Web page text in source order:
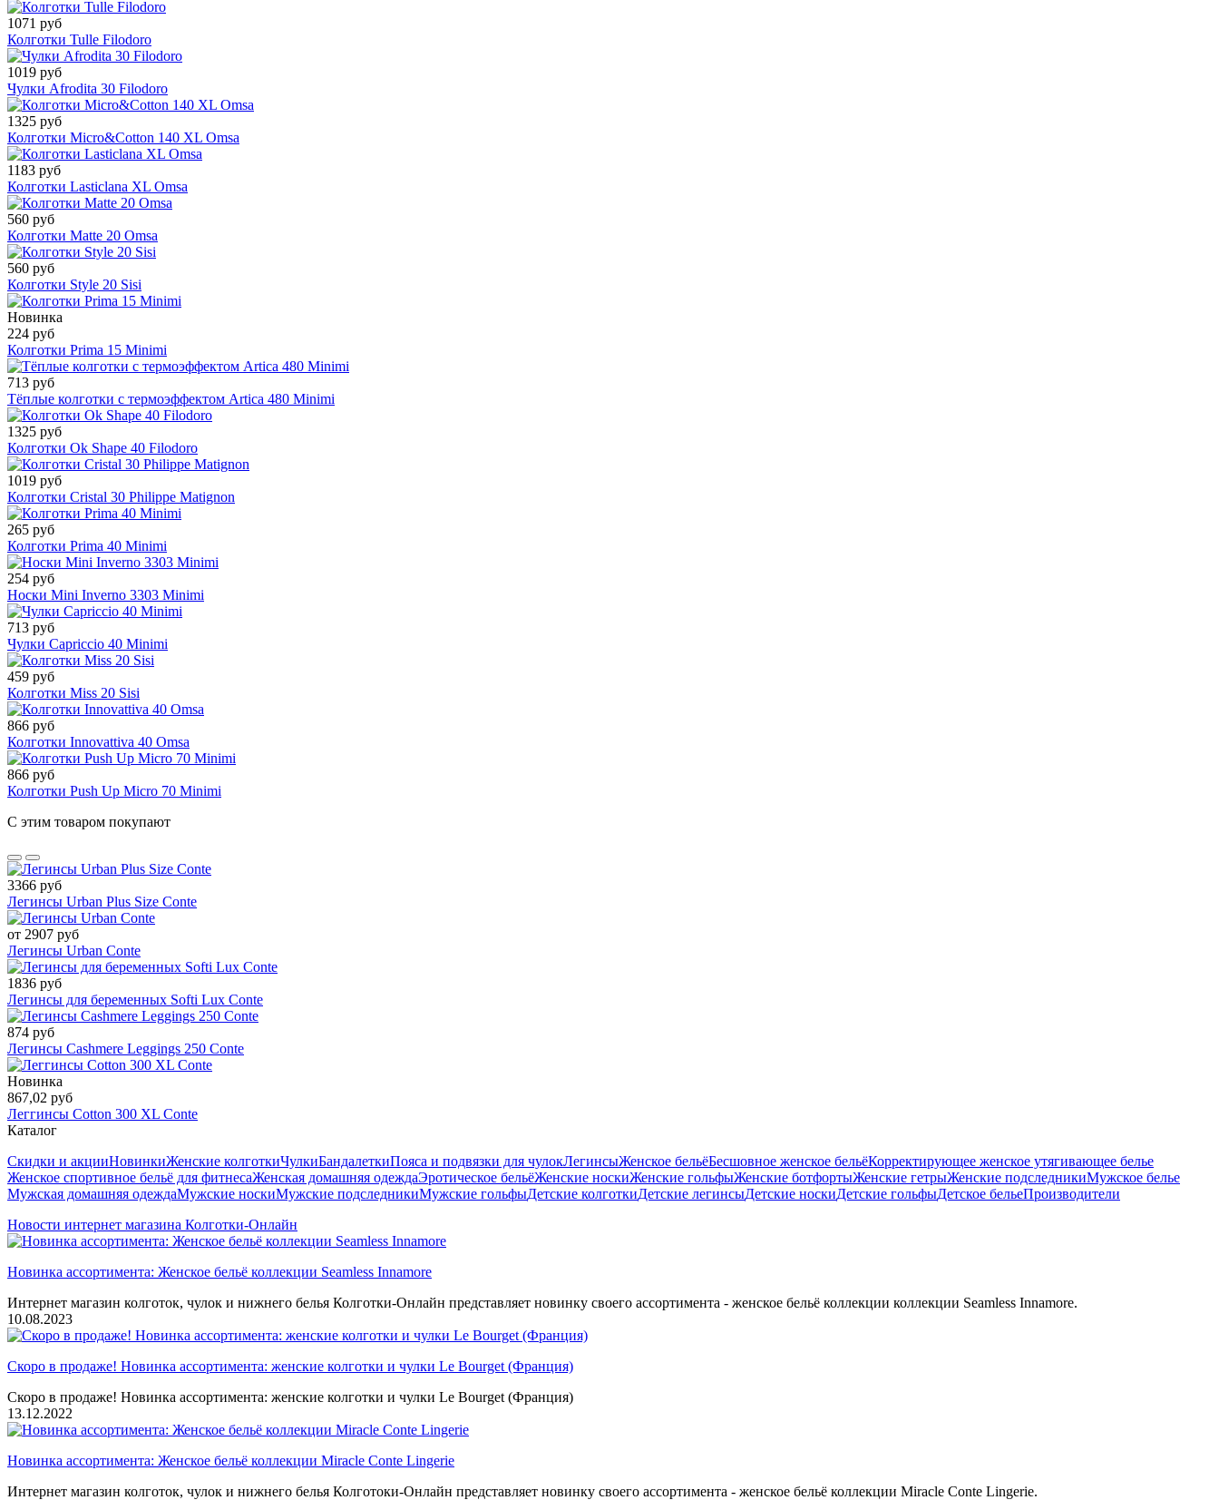
1071 руб
Колготки Tulle Filodoro
1019 руб
Чулки Afrodita 30 Filodoro
1325 руб
Колготки Micro&Cotton 140 XL Omsa
1183 руб
Колготки Lasticlana XL Omsa
560 руб
Колготки Matte 20 Omsa
560 руб
Колготки Style 20 Sisi
Новинка
224 руб
Колготки Prima 15 Minimi
713 руб
Тёплые колготки с термоэффектом Artica 480 Minimi
1325 руб
Колготки Ok Shape 40 Filodoro
1019 руб
Колготки Cristal 30 Philippe Matignon
265 руб
Колготки Prima 40 Minimi
254 руб
Носки Mini Inverno 3303 Minimi
713 руб
Чулки Capriccio 40 Minimi
459 руб
Колготки Miss 20 Sisi
866 руб
Колготки Innovattiva 40 Omsa
866 руб
Колготки Push Up Micro 70 Minimi
С этим товаром покупают
3366 руб
Легинсы Urban Plus Size Conte
от 2907 руб
Легинсы Urban Conte
1836 руб
Легинсы для беременных Softi Lux Conte
874 руб
Легинсы Cashmere Leggings 250 Conte
Новинка
867,02 руб
Леггинсы Cotton 300 XL Conte
Каталог
Скидки и акцииНовинкиЖенские колготкиЧулкиБандалеткиПояса и подвязки для чулокЛегинсыЖенское бельёБесшовное женское бельёКорректирующее женское утягивающее белье
Женское спортивное бельё для фитнесаЖенская домашняя одеждаЭротическое бельёЖенские носкиЖенские гольфыЖенские ботфортыЖенские гетрыЖенские подследникиМужское белье
Мужская домашняя одеждаМужские носкиМужские подследникиМужские гольфыДетские колготкиДетские легинсыДетские носкиДетские гольфыДетское бельеПроизводители
Новости интернет магазина Колготки-Онлайн
Новинка ассортимента: Женское бельё коллекции Seamless Innamore
Интернет магазин колготок, чулок и нижнего белья Колготки-Онлайн представляет новинку своего ассортимента - женское бельё коллекции коллекции Seamless Innamore.
10.08.2023
Скоро в продаже! Новинка ассортимента: женские колготки и чулки Le Bourget (Франция)
Скоро в продаже! Новинка ассортимента: женские колготки и чулки Le Bourget (Франция)
13.12.2022
Новинка ассортимента: Женское бельё коллекции Miracle Conte Lingerie
Интернет магазин колготок, чулок и нижнего белья Колготоки-Онлайн представляет новинку своего ассортимента - женское бельё коллекции Miracle Conte Lingerie.